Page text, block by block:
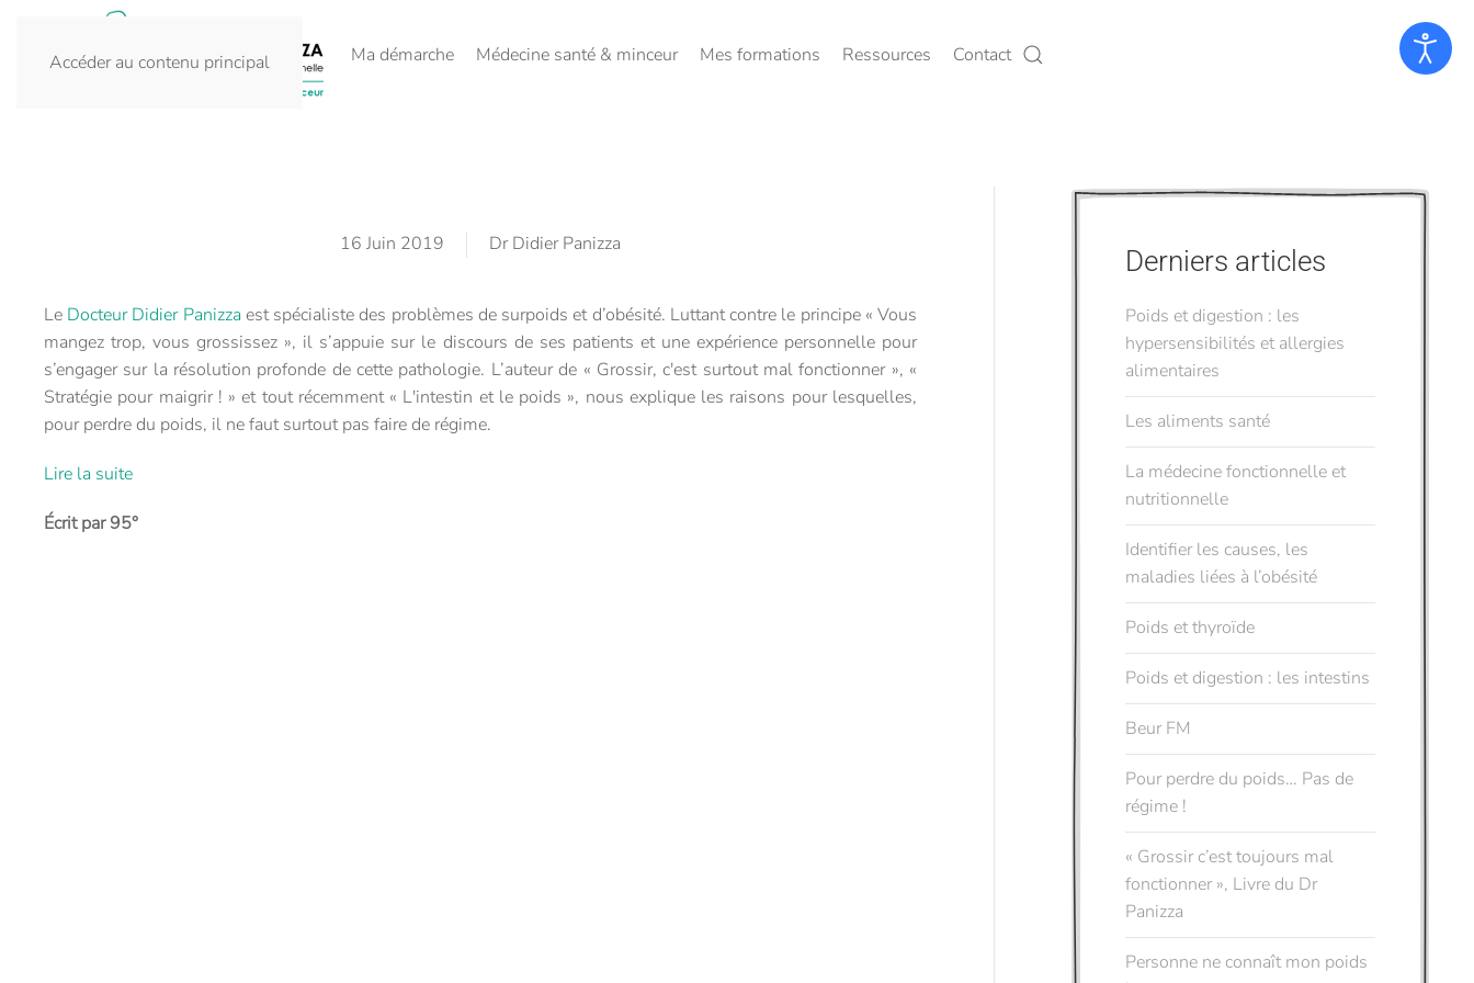
Accéder au contenu principal Ma démarche Médecine santé & minceur Mes formations Ressources Contact
16 Juin 2019 Dr Didier Panizza
Le Docteur Didier Panizzaest spécialiste des problèmes de surpoids et d’obésité. Luttant contre le principe « Vous
mangez trop, vous grossissez », il s’appuie sur le discours de ses patients et une expérience personnelle pour
s’engager sur la résolution profonde de cette pathologie. L’auteur de « Grossir, c'est surtout mal fonctionner », «
Stratégie pour maigrir ! » et tout récemment « L'intestin et le poids », nous explique les raisons pour lesquelles,
pour perdre du poids, il ne faut surtout pas faire de régime.
Lire la suite
Écrit par 95°
Derniers articles
Poids et digestion : les
hypersensibilités et allergies
alimentaires
Les aliments santé
La médecine fonctionnelle et
nutritionnelle
Identifier les causes, les
maladies liées à l’obésité
Poids et thyroïde
Poids et digestion : les intestins
Beur FM
Pour perdre du poids… Pas de
régime !
« Grossir c’est toujours mal
fonctionner », Livre du Dr
Panizza
Personne ne connaît mon poids